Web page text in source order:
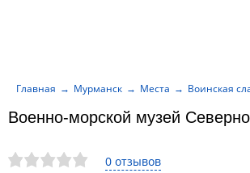
0 отзывов
Военно-морской музей
Главная Мурманск Места Воинская